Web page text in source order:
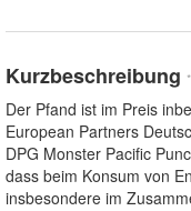
Kurzbeschreibung *
Der Pfand ist im Preis
European Partners
DPG Monster Pacific
dass beim Konsum von
insbesondere im